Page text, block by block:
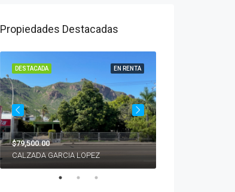
Propiedades Destacadas
EN RENTA
DESTACADA
$79,500.00
CALZADA GARCIA LOPEZ